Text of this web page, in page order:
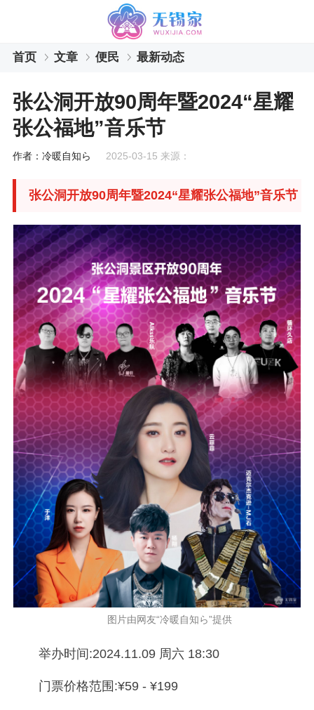
首页 文章 便民 最新动态
张公洞开放90周年暨2024“星耀
张公福地”音乐节
作者：冷暖自知ら 2025-03-15 来源：
张公洞开放90周年暨2024“星耀张公福地”音乐节
图片由网友“冷暖自知ら”提供
举办时间:2024.11.09 周六 18:30
门票价格范围:¥59 - ¥199